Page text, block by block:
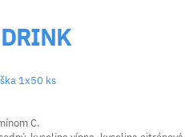
1x50 ks
C.